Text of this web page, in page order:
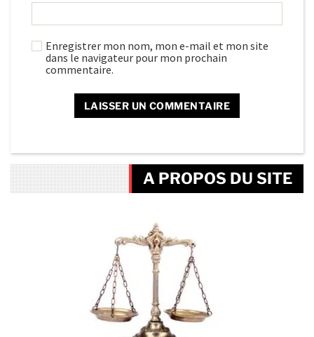
Enregistrer mon nom, mon e-mail et mon site
dans le navigateur pour mon prochain
commentaire.
A PROPOS DU SITE